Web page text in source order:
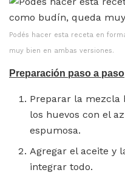
Podés hacer esta receta en
muy bien en ambas versiones.
Preparación paso a paso
Preparar la mezcla
los huevos con el
espumosa.
Agregar el aceite y
integrar todo.